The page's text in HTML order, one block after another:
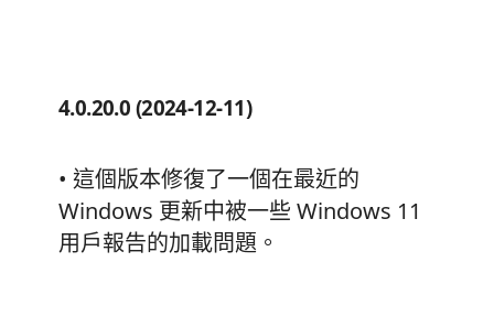
4.0.20.0 (2024-12-11)
• 這個版本修復了一個在最近的
Windows 更新中被一些 Windows 11
用戶報告的加載問題。